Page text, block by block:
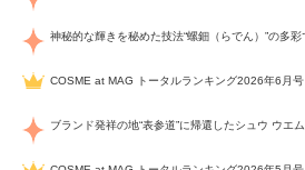
COSME at MAG トータルランキング2026年6月号